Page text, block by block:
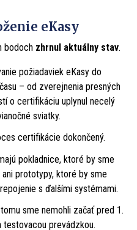
eKasy
bodoch zhrnul aktuálny stav.
požiadaviek eKasy do
– od zverejnenia presných
o certifikáciu uplynul necelý
sviatky.
certifikácie dokončený.
pokladnice, ktoré by sme
prototypy, ktoré by sme
s ďalšími systémami.
sme nemohli začať pred 1.
prevádzkou.